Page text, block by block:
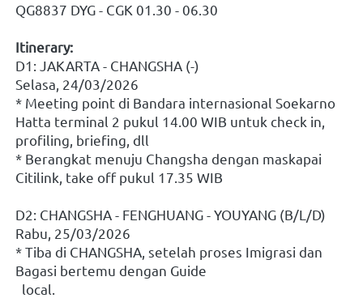
QG8837 DYG - CGK 01.30 - 06.30
Itinerary:
D1: JAKARTA - CHANGSHA (-)
Selasa, 24/03/2026
* Meeting point di Bandara internasional Soekarno
Hatta terminal 2 pukul 14.00 WIB untuk check in,
profiling, briefing, dll
* Berangkat menuju Changsha dengan maskapai
Citilink, take off pukul 17.35 WIB
D2: CHANGSHA - FENGHUANG - YOUYANG (B/L/D)
Rabu, 25/03/2026
* Tiba di CHANGSHA, setelah proses Imigrasi dan
Bagasi bertemu dengan Guide
  local.